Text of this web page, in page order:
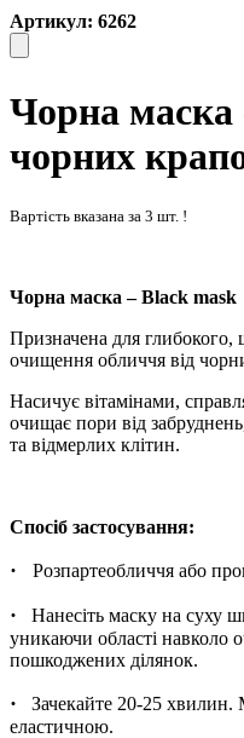
Артикул: 6262
Чорна маска
чорних
Вартість вказана за 3 шт. !
Чорна маска – Black mask
Призначена для глибокого,
очищення обличчя від
Насичує вітамінами,
очищає пори від
та відмерлих клітин.
Спосіб застосування:
· Розпартеобличчя або
·
Нанесіть маску на суху
уникаючи області навколо
пошкоджених ділянок.
·
Зачекайте 20-25 хвилин.
еластичною.